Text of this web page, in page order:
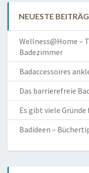
NEUESTE
Wellness@Home –
Badezimmer
Badaccessoires
Das barrierefreie
Es gibt viele
Badideen –